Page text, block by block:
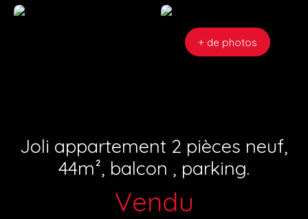
+ de photos
Joli appartement 2 pièces neuf,
44m², balcon , parking.
Vendu